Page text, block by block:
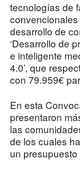
tecnologías de
desarrollo de
‘Desarrollo de
e inteligente
4.0’, que
con 79.959€
En esta
presentaron
las
de los cuales
un